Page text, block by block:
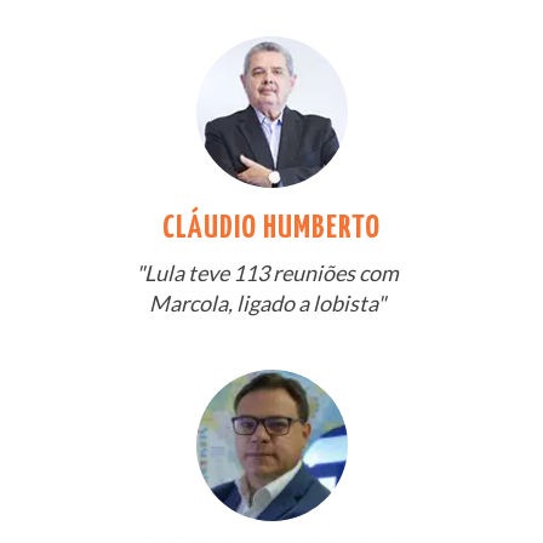
CLÁUDIO HUMBERTO
"Lula teve 113 reuniões com
Marcola, ligado a lobista"